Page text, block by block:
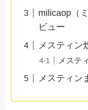
milicaop（
ビュー
メスティン
メステ
メスティン